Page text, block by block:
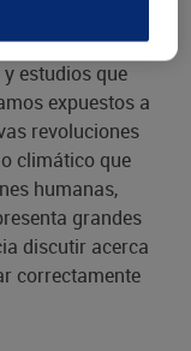
estudios que
expuestos a
revoluciones
climático que
humanas,
grandes
discutir acerca
correctamente